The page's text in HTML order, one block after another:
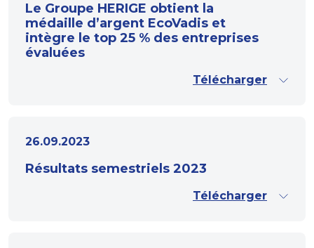
Le Groupe HERIGE obtient la
médaille d’argent EcoVadis et
intègre le top 25 % des entreprises
évaluées
Télécharger
26.09.2023
Résultats semestriels 2023
Télécharger